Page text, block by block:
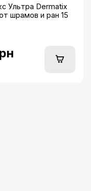
Ультра Dermatix
шрамов и ран 15